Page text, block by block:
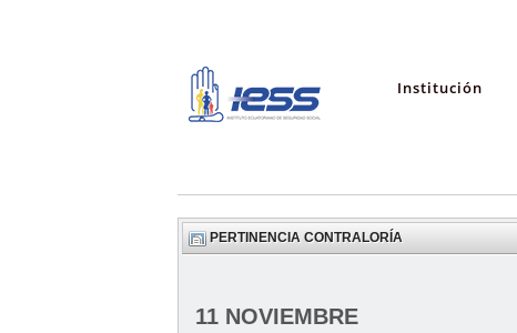
Institución
PERTINENCIA CONTRALORÍA
11 NOVIEMBRE